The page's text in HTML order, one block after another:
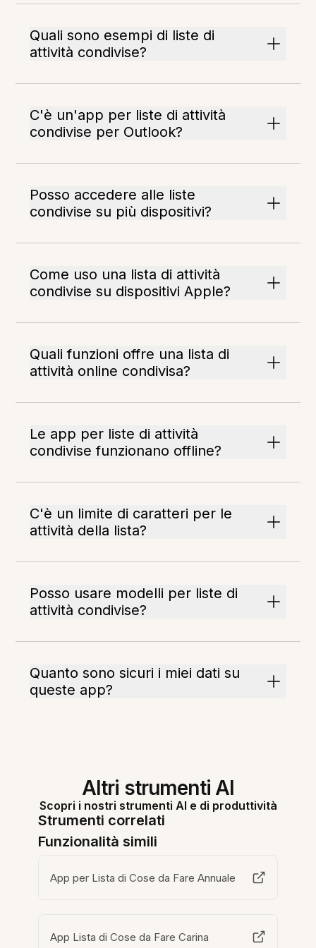
Quali sono esempi di liste di
attività condivise?
C'è un'app per liste di attività
condivise per Outlook?
Posso accedere alle liste
condivise su più dispositivi?
Come uso una lista di attività
condivise su dispositivi Apple?
Quali funzioni offre una lista di
attività online condivisa?
Le app per liste di attività
condivise funzionano offline?
C'è un limite di caratteri per le
attività della lista?
Posso usare modelli per liste di
attività condivise?
Quanto sono sicuri i miei dati su
queste app?
Altri strumenti AI
Scopri i nostri strumenti AI e di produttività
Strumenti correlati
Funzionalità simili
App per Lista di Cose da Fare Annuale
App Lista di Cose da Fare Carina